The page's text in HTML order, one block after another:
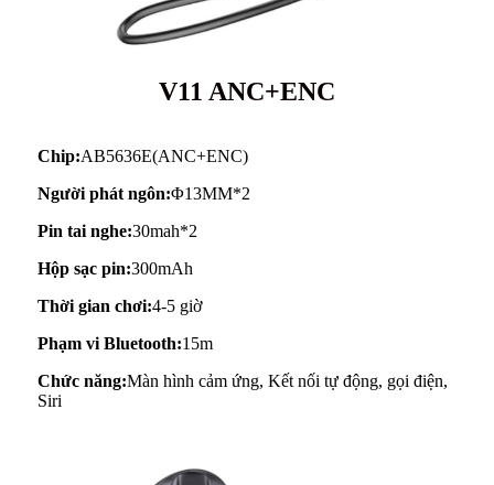
V11 ANC+ENC
Chip:AB5636E(ANC+ENC)
Người phát ngôn:Φ13MM*2
Pin tai nghe:30mah*2
Hộp sạc pin:300mAh
Thời gian chơi:4-5 giờ
Phạm vi Bluetooth:15m
Chức năng:Màn hình cảm ứng, Kết nối tự động, gọi điện,
Siri